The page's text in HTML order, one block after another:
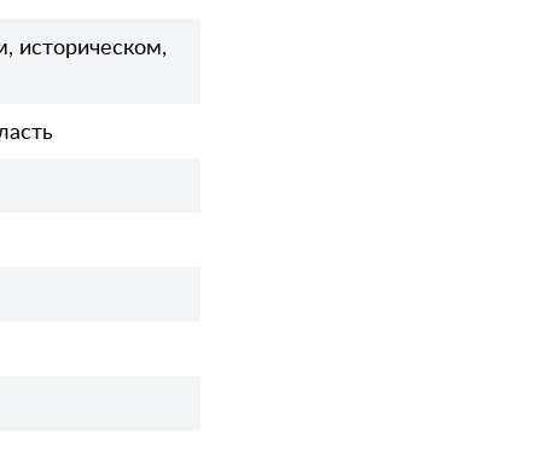
историческом,